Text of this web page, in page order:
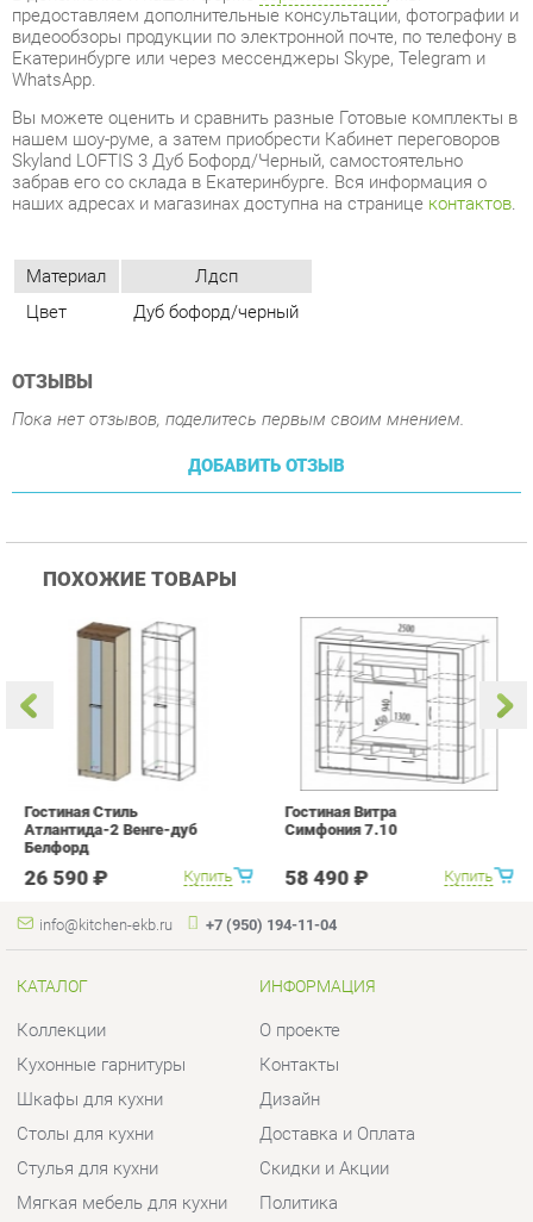
Вы можете оценить и сравнить разные Готовые комплекты в
нашем шоу-руме, а затем приобрести Кабинет переговоров
Skyland LOFTIS 3 Дуб Бофорд/Черный, самостоятельно
забрав его со склада в Екатеринбурге. Вся информация о
наших адресах и магазинах доступна на странице
Материал Лдсп
Цвет Дуб бофорд/черный
ОТЗЫВЫ
Пока нет отзывов, поделитесь первым своим мнением.
ПОХОЖИЕ ТОВАРЫ
Купить
Атлантида-2 Венге-дуб
Белфорд
Купить
Гостиная Витра
Симфония 7.10
58 490 ₽
info@kitchen-ekb.ru +7 (950) 194-11-04
КАТАЛОГ
Коллекции
Кухонные гарнитуры
Шкафы для кухни
Столы для кухни
Стулья для кухни
Мягкая мебель для кухни
О проекте
Контакты
Дизайн
Доставка и Оплата
Скидки и Акции
Политика
ГОРОДА КОНТАКТЫ